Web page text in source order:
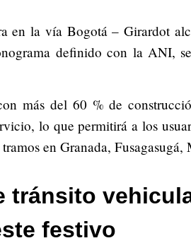
en la vía Bogotá – Girardot
definido con la ANI,
más del 60 % de
lo que permitirá a los
en Granada,
tránsito
festivo